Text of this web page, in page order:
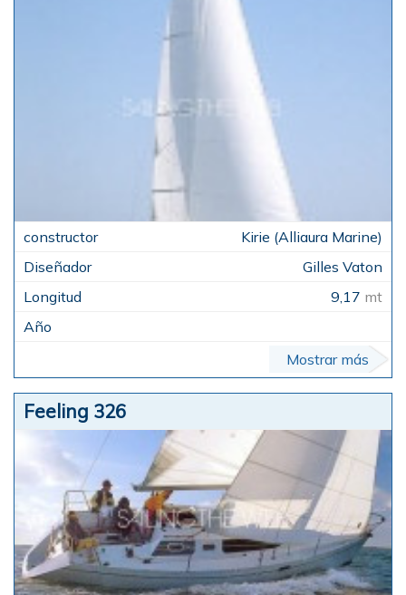
Kirie (Alliaura Marine)
Gilles Vaton
9,17 mt
Mostrar más
Feeling 326